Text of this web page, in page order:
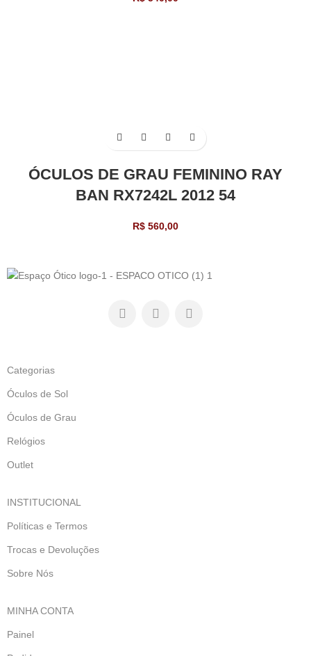
ÓCULOS DE GRAU FEMININO RAY
BAN RX7242L 2012 54
R$ 560,00
Categorias
Óculos de Sol
Óculos de Grau
Relógios
Outlet
INSTITUCIONAL
Políticas e Termos
Trocas e Devoluções
Sobre Nós
MINHA CONTA
Painel